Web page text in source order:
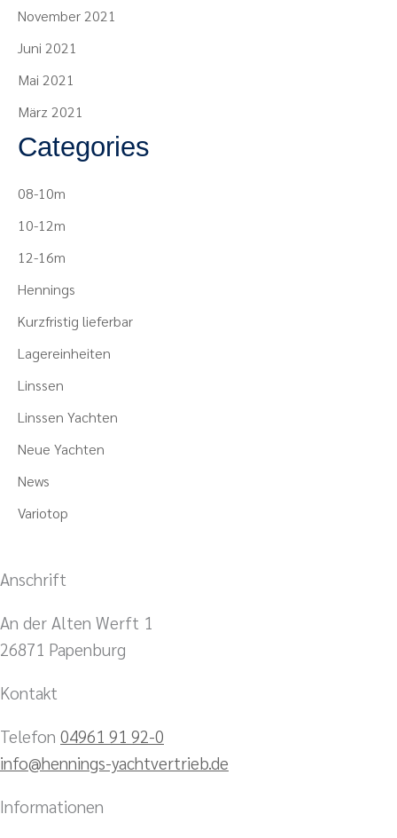
November 2021
Juni 2021
Mai 2021
März 2021
Categories
08-10m
10-12m
12-16m
Hennings
Kurzfristig lieferbar
Lagereinheiten
Linssen
Linssen Yachten
Neue Yachten
News
Variotop
Anschrift
An der Alten Werft 1
26871 Papenburg
Kontakt
Telefon 04961 91 92-0
info@hennings-yachtvertrieb.de
Informationen